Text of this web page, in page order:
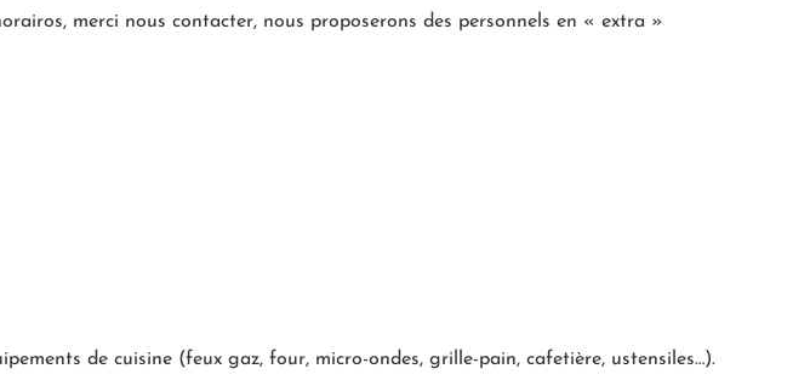
merci nous contacter, nous proposerons des personnels en « extra »
de cuisine (feux gaz, four, micro-ondes, grille-pain, cafetière, ustensiles…).